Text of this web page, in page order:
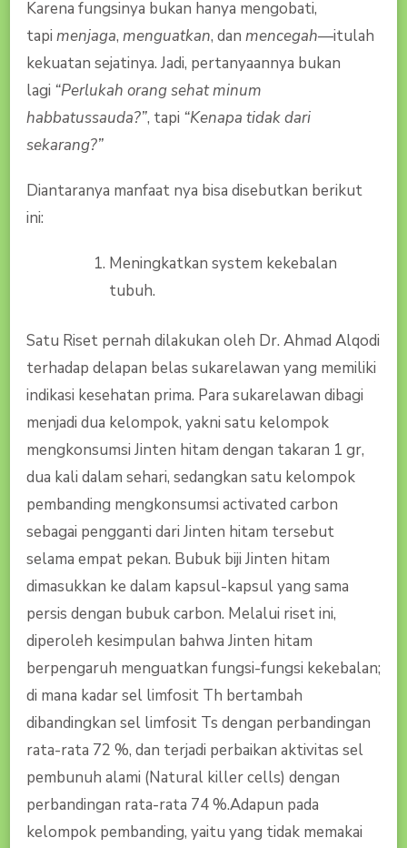
Karena fungsinya bukan hanya mengobati,
tapi menjaga, menguatkan, dan mencegah—itulah
kekuatan sejatinya. Jadi, pertanyaannya bukan
lagi “Perlukah orang sehat minum
habbatussauda?”, tapi “Kenapa tidak dari
sekarang?”
Diantaranya manfaat nya bisa disebutkan berikut
ini:
Meningkatkan system kekebalan
tubuh.
Satu Riset pernah dilakukan oleh Dr. Ahmad Alqodi
terhadap delapan belas sukarelawan yang memiliki
indikasi kesehatan prima. Para sukarelawan dibagi
menjadi dua kelompok, yakni satu kelompok
mengkonsumsi Jinten hitam dengan takaran 1 gr,
dua kali dalam sehari, sedangkan satu kelompok
pembanding mengkonsumsi activated carbon
sebagai pengganti dari Jinten hitam tersebut
selama empat pekan. Bubuk biji Jinten hitam
dimasukkan ke dalam kapsul-kapsul yang sama
persis dengan bubuk carbon. Melalui riset ini,
diperoleh kesimpulan bahwa Jinten hitam
berpengaruh menguatkan fungsi-fungsi kekebalan;
di mana kadar sel limfosit Th bertambah
dibandingkan sel limfosit Ts dengan perbandingan
rata-rata 72 %, dan terjadi perbaikan aktivitas sel
pembunuh alami (Natural killer cells) dengan
perbandingan rata-rata 74 %.Adapun pada
kelompok pembanding, yaitu yang tidak memakai